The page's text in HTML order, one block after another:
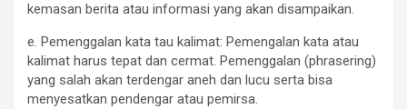
kemasan berita atau informasi yang akan disampaikan.
e. Pemenggalan kata tau kalimat: Pemengalan kata atau
kalimat harus tepat dan cermat. Pemenggalan (phrasering)
yang salah akan terdengar aneh dan lucu serta bisa
menyesatkan pendengar atau pemirsa.